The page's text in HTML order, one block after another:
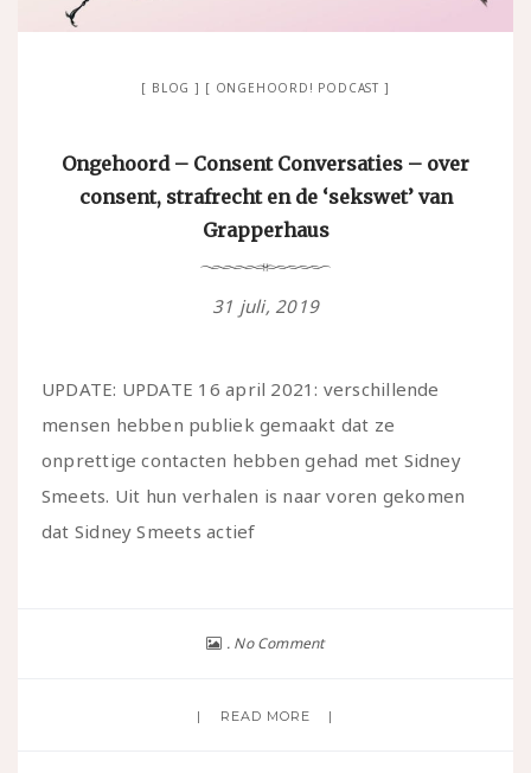
BLOG ONGEHOORD! PODCAST
Ongehoord – Consent Conversaties – over
consent, strafrecht en de ‘sekswet’ van
Grapperhaus
31 juli, 2019
UPDATE: UPDATE 16 april 2021: verschillende
mensen hebben publiek gemaakt dat ze
onprettige contacten hebben gehad met Sidney
Smeets. Uit hun verhalen is naar voren gekomen
dat Sidney Smeets actief
No Comment
READ MORE